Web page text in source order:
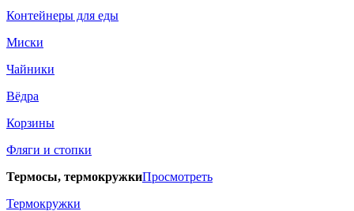
Контейнеры для еды
Миски
Чайники
Вёдра
Корзины
Фляги и стопки
Термосы, термокружкиПросмотреть
Термокружки